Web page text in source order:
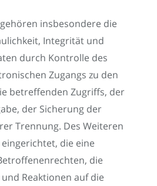
insbesondere die
Integrität und
durch Kontrolle des
Zugangs zu den
betreffenden Zugriffs, der
der Sicherung der
Trennung. Des Weiteren
die eine
die
Reaktionen auf die